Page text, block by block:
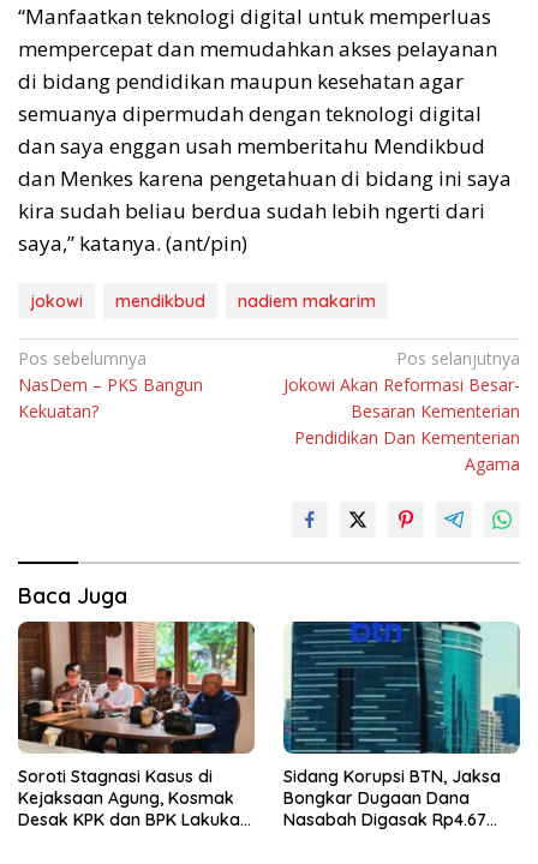
“Manfaatkan teknologi digital untuk memperluas
mempercepat dan memudahkan akses pelayanan
di bidang pendidikan maupun kesehatan agar
semuanya dipermudah dengan teknologi digital
dan saya enggan usah memberitahu Mendikbud
dan Menkes karena pengetahuan di bidang ini saya
kira sudah beliau berdua sudah lebih ngerti dari
saya,” katanya. (ant/pin)
jokowi mendikbud nadiem makarim
Navigasi
pos
Pos sebelumnya
NasDem – PKS Bangun
Kekuatan?
Pos selanjutnya
Jokowi Akan Reformasi Besar-
Besaran Kementerian
Pendidikan Dan Kementerian
Agama
Baca Juga
Soroti Stagnasi Kasus di
Kejaksaan Agung, Kosmak
Desak KPK dan BPK Lakukan
Sidang Korupsi BTN, Jaksa
Bongkar Dugaan Dana
Nasabah Digasak Rp4.67